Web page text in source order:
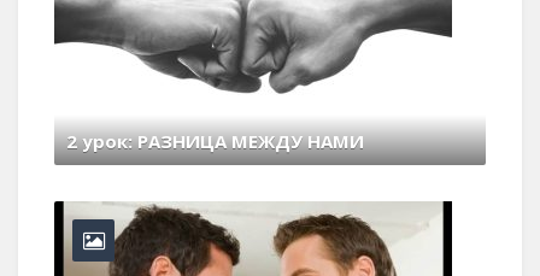
2 урок: РАЗНИЦА МЕЖДУ НАМИ